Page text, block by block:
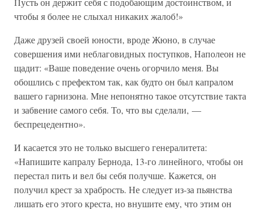
чтобы я более не слыхал никаких жалоб!»
Даже друзей своей юности, вроде Жюно, в случае
совершения ими неблаговидных поступков, Наполеон не
щадит: «Ваше поведение очень огорчило меня. Вы
обошлись с префектом так, как будто он был капралом
вашего гарнизона. Мне непонятно такое отсутствие такта
и забвение самого себя. То, что вы сделали, —
беспрецедентно».
И касается это не только высшего генералитета:
«Напишите капралу Бернода, 13-го линейного, чтобы он
перестал пить и вел бы себя получше. Кажется, он
получил крест за храбрость. Не следует из-за пьянства
лишать его этого креста, но внушите ему, что этим он